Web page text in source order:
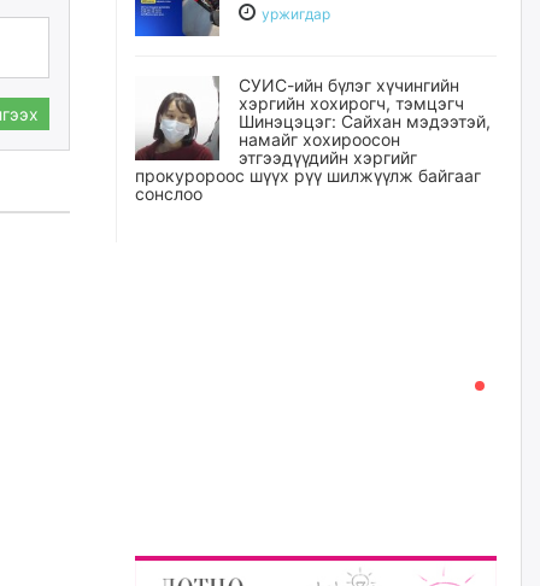
уржигдар
СУИС-ийн бүлэг хүчингийн
хэргийн хохирогч, тэмцэгч
Шинэцэцэг: Сайхан мэдээтэй,
намайг хохироосон
этгээдүүдийн хэргийг
прокуророос шүүх рүү шилжүүлж байгааг
сонслоо